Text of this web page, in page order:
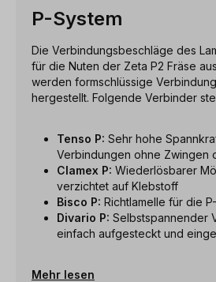
P-System
Die Verbindungsbeschläge des
für die Nuten der Zeta P2 Fräse
werden formschlüssige
hergestellt. Folgende Verbinder
Tenso P: Sehr hohe
Verbindungen ohne Zwingen
Clamex P: Wiederlösbarer
verzichtet auf Klebstoff
Bisco P: Richtlamelle für die
Divario P: Selbstspannender
einfach aufgesteckt und
Mehr lesen